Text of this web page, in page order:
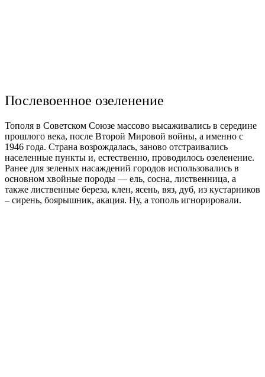
Послевоенное озеленение
Тополя в Советском Союзе массово высаживались в середине
прошлого века, после Второй Мировой войны, а именно с
1946 года. Страна возрождалась, заново отстраивались
населенные пункты и, естественно, проводилось озеленение.
Ранее для зеленых насаждений городов использовались в
основном хвойные породы — ель, сосна, лиственница, а
также лиственные береза, клен, ясень, вяз, дуб, из кустарников
– сирень, боярышник, акация. Ну, а тополь игнорировали.